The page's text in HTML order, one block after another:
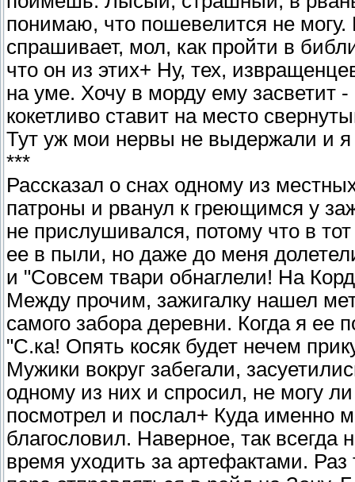
понимаю, что пошевелится не могу.
спрашивает, мол, как пройти в
что он из этих+ Ну, тех,
на уме. Хочу в морду ему засветит
кокетливо ставит на место
Тут уж мои нервы не выдержали и я
***
Рассказал о снах одному из
патроны и рванул к греющимся у
не прислушивался, потому что в
ее в пыли, но даже до меня
и "Совсем твари обнаглели! На
Между прочим, зажигалку нашел
самого забора деревни. Когда я ее
"С.ка! Опять косяк будет нечем
Мужики вокруг забегали,
одному из них и спросил, не могу
посмотрел и послал+ Куда именно
благословил. Наверное, так всегда
время уходить за артефактами.